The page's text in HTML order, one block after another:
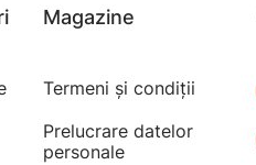
Magazine
Termeni şi condiţii
Prelucrare datelor
personale